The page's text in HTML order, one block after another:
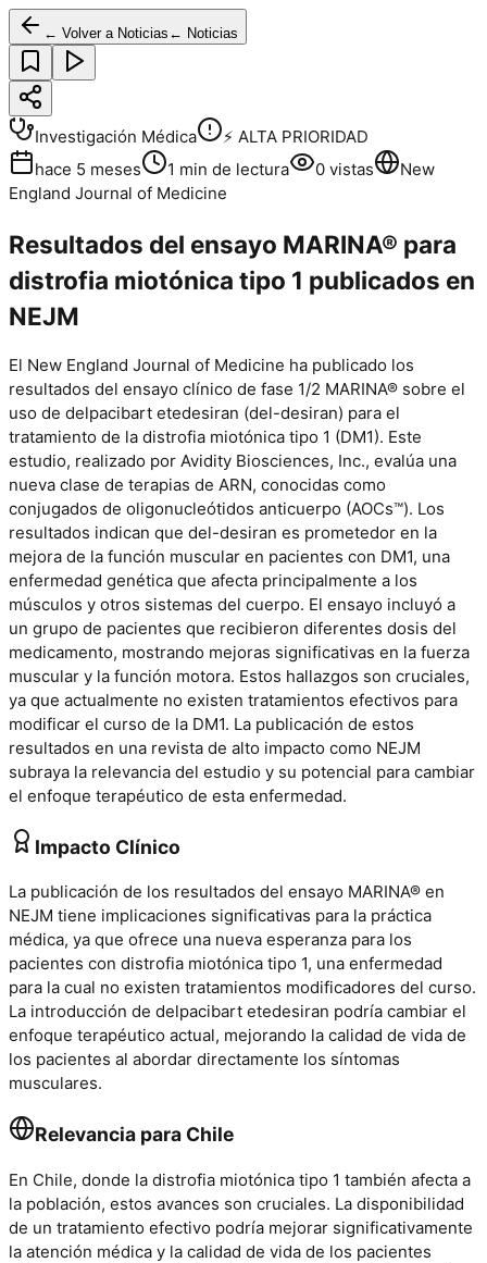
← Volver a Noticias ← Noticias
Investigación Médica
⚡ ALTA PRIORIDAD
hace 5 meses
1 min de lectura 0 vistas
New
England Journal of Medicine
Resultados del ensayo MARINA® para
distrofia miotónica tipo 1 publicados en
NEJM
El New England Journal of Medicine ha publicado los
resultados del ensayo clínico de fase 1/2 MARINA® sobre el
uso de delpacibart etedesiran (del-desiran) para el
tratamiento de la distrofia miotónica tipo 1 (DM1). Este
estudio, realizado por Avidity Biosciences, Inc., evalúa una
nueva clase de terapias de ARN, conocidas como
conjugados de oligonucleótidos anticuerpo (AOCs™). Los
resultados indican que del-desiran es prometedor en la
mejora de la función muscular en pacientes con DM1, una
enfermedad genética que afecta principalmente a los
músculos y otros sistemas del cuerpo. El ensayo incluyó a
un grupo de pacientes que recibieron diferentes dosis del
medicamento, mostrando mejoras significativas en la fuerza
muscular y la función motora. Estos hallazgos son cruciales,
ya que actualmente no existen tratamientos efectivos para
modificar el curso de la DM1. La publicación de estos
resultados en una revista de alto impacto como NEJM
subraya la relevancia del estudio y su potencial para cambiar
el enfoque terapéutico de esta enfermedad.
Impacto Clínico
La publicación de los resultados del ensayo MARINA® en
NEJM tiene implicaciones significativas para la práctica
médica, ya que ofrece una nueva esperanza para los
pacientes con distrofia miotónica tipo 1, una enfermedad
para la cual no existen tratamientos modificadores del curso.
La introducción de delpacibart etedesiran podría cambiar el
enfoque terapéutico actual, mejorando la calidad de vida de
los pacientes al abordar directamente los síntomas
musculares.
Relevancia para Chile
En Chile, donde la distrofia miotónica tipo 1 también afecta a
la población, estos avances son cruciales. La disponibilidad
de un tratamiento efectivo podría mejorar significativamente
la atención médica y la calidad de vida de los pacientes